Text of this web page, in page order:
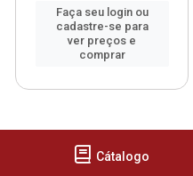
Faça seu login ou
cadastre-se para
ver preços e
comprar
Cátalogo